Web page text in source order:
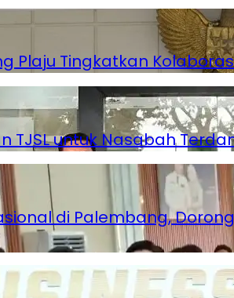
Plaju Tingkatkan
TJSL untuk Nasabah
di Palembang,